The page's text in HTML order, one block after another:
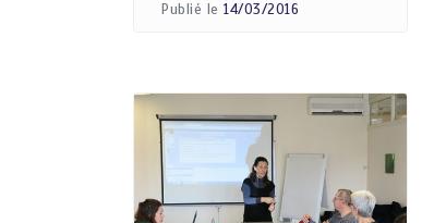
Publié le 14/03/2016